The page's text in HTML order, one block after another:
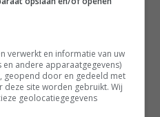
verwerkt en informatie van uw
andere apparaatgegevens)
geopend door en gedeeld met
site worden gebruikt. Wij
geolocatiegegevens